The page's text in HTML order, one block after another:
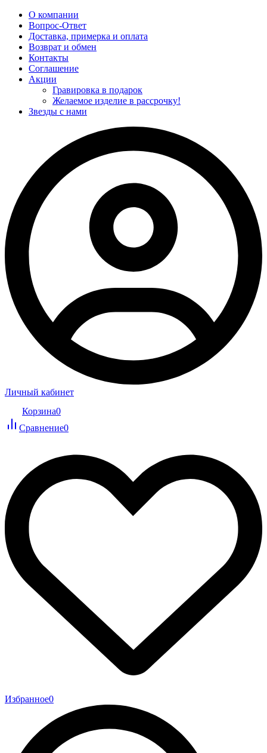
О компании
Вопрос-Ответ
Доставка, примерка и оплата
Возврат и обмен
Контакты
Соглашение
Акции
Гравировка в подарок
Желаемое изделие в рассрочку!
Звезды с нами
Личный кабинет
Корзина0
Сравнение0
Избранное0